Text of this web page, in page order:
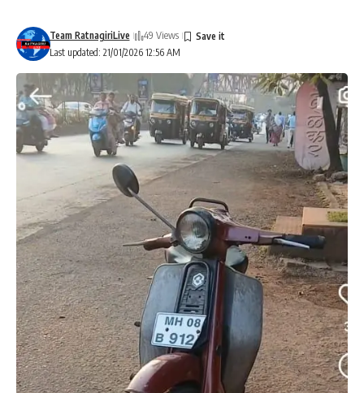
Last updated: 21/01/2026 12:56 AM
Team RatnagiriLive 49 Views